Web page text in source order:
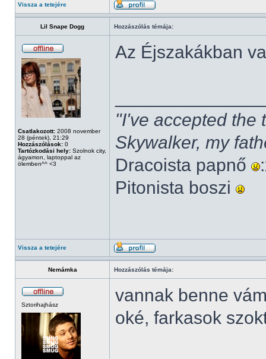
Vissza a tetejére
Lil Snape Dogg Hozzászólás témája:
Csatlakozott: 2008 november
28 (péntek), 21:29
Hozzászólások: 0
Tartózkodási hely: Szolnok city,
ágyamon, laptoppal az
ölemben^^ <3
Az Éjszakákban
"I've accepted the
Skywalker, my
Dracoista papnő
Pitonista boszi
Vissza a tetejére
Nemámka Hozzászólás témája:
Sztorihajhász
vannak benne
oké, farkasok